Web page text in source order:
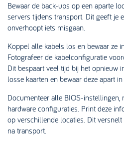
Bewaar de back-ups op een aparte
servers tijdens transport. Dit geeft je
onverhoopt iets misgaan.
Koppel alle kabels los en bewaar ze
Fotografeer de kabelconfiguratie
Dit bespaart veel tijd bij het opnieuw
losse kaarten en bewaar deze apart
Documenteer alle BIOS-instellingen,
hardware configuraties. Print deze
op verschillende locaties. Dit
na transport.